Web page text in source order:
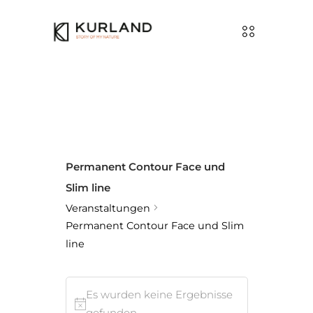
Permanent Contour Face und
Slim line
Veranstaltungen
Permanent Contour Face und Slim
line
Veranstaltungen
Es wurden keine Ergebnisse